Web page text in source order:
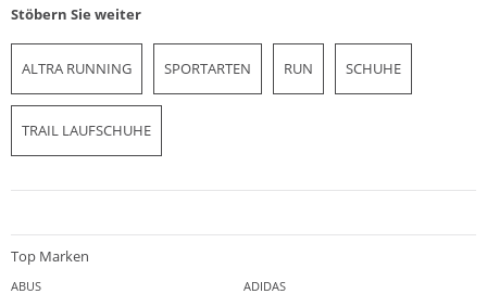
Stöbern Sie weiter
ALTRA RUNNING SPORTARTEN RUN SCHUHE
TRAIL LAUFSCHUHE
Top Marken
ABUS
ADIDAS